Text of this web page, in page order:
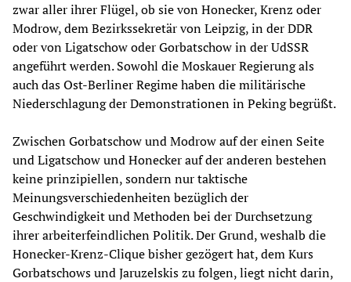
zwar aller ihrer Flügel, ob sie von Honecker, Krenz oder
Modrow, dem Bezirkssekretär von Leipzig, in der DDR
oder von Ligatschow oder Gorbatschow in der UdSSR
angeführt werden. Sowohl die Moskauer Regierung als
auch das Ost-Berliner Regime haben die militärische
Niederschlagung der Demonstrationen in Peking begrüßt.
Zwischen Gorbatschow und Modrow auf der einen Seite
und Ligatschow und Honecker auf der anderen bestehen
keine prinzipiellen, sondern nur taktische
Meinungsverschiedenheiten bezüglich der
Geschwindigkeit und Methoden bei der Durchsetzung
ihrer arbeiterfeindlichen Politik. Der Grund, weshalb die
Honecker-Krenz-Clique bisher gezögert hat, dem Kurs
Gorbatschows und Jaruzelskis zu folgen, liegt nicht darin,